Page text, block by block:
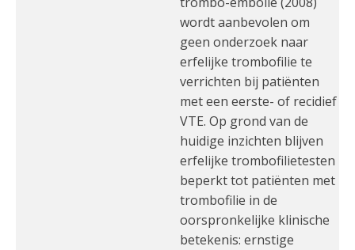
wordt aanbevolen om
geen onderzoek naar
erfelijke trombofilie te
verrichten bij patiënten
met een eerste- of recidief
VTE. Op grond van de
huidige inzichten blijven
erfelijke trombofilietesten
beperkt tot patiënten met
trombofilie in de
oorspronkelijke klinische
betekenis: ernstige